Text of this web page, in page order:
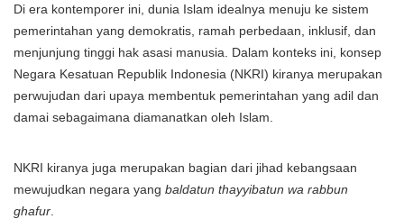
Di era kontemporer ini, dunia Islam idealnya menuju ke sistem
pemerintahan yang demokratis, ramah perbedaan, inklusif, dan
menjunjung tinggi hak asasi manusia. Dalam konteks ini, konsep
Negara Kesatuan Republik Indonesia (NKRI) kiranya merupakan
perwujudan dari upaya membentuk pemerintahan yang adil dan
damai sebagaimana diamanatkan oleh Islam.
NKRI kiranya juga merupakan bagian dari jihad kebangsaan
mewujudkan negara yang baldatun thayyibatun wa rabbun
ghafur